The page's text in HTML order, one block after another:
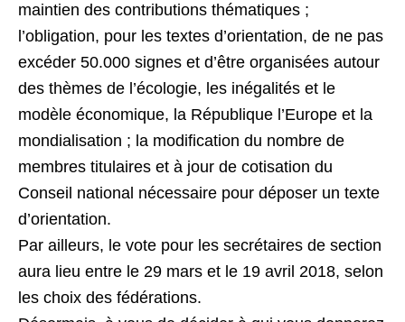
maintien des contributions thématiques ;
l’obligation, pour les textes d’orientation, de ne pas
excéder 50.000 signes et d’être organisées autour
des thèmes de l’écologie, les inégalités et le
modèle économique, la République l’Europe et la
mondialisation ; la modification du nombre de
membres titulaires et à jour de cotisation du
Conseil national nécessaire pour déposer un texte
d’orientation.
Par ailleurs, le vote pour les secrétaires de section
aura lieu entre le 29 mars et le 19 avril 2018, selon
les choix des fédérations.